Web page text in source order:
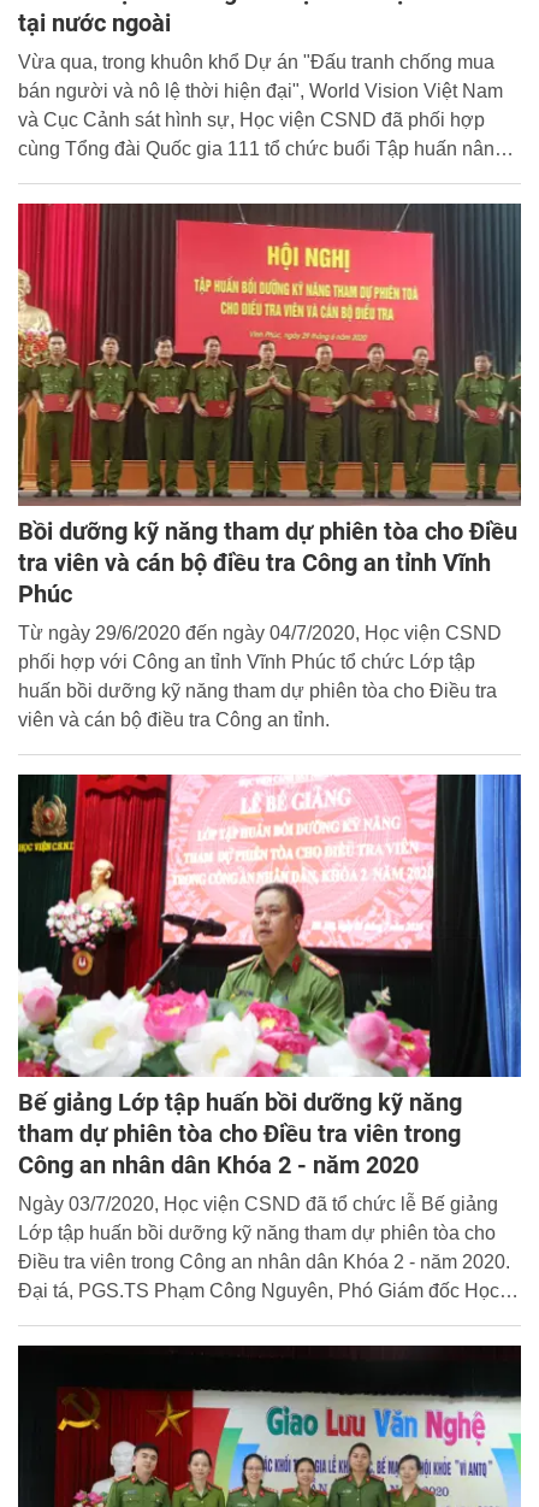
tại nước ngoài
Vừa qua, trong khuôn khổ Dự án "Đấu tranh chống mua
bán người và nô lệ thời hiện đại", World Vision Việt Nam
và Cục Cảnh sát hình sự, Học viện CSND đã phối hợp
cùng Tổng đài Quốc gia 111 tổ chức buổi Tập huấn nâng
nóng, hướng tới tham vấn hiệu quả cho các nạn nhân
người Việt Nam bị buôn bán tại nước ngoài.
Bồi dưỡng kỹ năng tham dự phiên tòa cho Điều
tra viên và cán bộ điều tra Công an tỉnh Vĩnh
Phúc
Từ ngày 29/6/2020 đến ngày 04/7/2020, Học viện CSND
phối hợp với Công an tỉnh Vĩnh Phúc tổ chức Lớp tập
huấn bồi dưỡng kỹ năng tham dự phiên tòa cho Điều tra
viên và cán bộ điều tra Công an tỉnh.
Bế giảng Lớp tập huấn bồi dưỡng kỹ năng
tham dự phiên tòa cho Điều tra viên trong
Công an nhân dân Khóa 2 - năm 2020
Ngày 03/7/2020, Học viện CSND đã tổ chức lễ Bế giảng
Lớp tập huấn bồi dưỡng kỹ năng tham dự phiên tòa cho
Điều tra viên trong Công an nhân dân Khóa 2 - năm 2020.
Đại tá, PGS.TS Phạm Công Nguyên, Phó Giám đốc Học